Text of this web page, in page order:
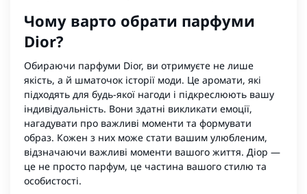
Чому варто обрати парфуми
Dior?
Обираючи парфуми Dior, ви отримуєте не лише
якість, а й шматочок історії моди. Це аромати, які
підходять для будь-якої нагоди і підкреслюють вашу
індивідуальність. Вони здатні викликати емоції,
нагадувати про важливі моменти та формувати
образ. Кожен з них може стати вашим улюбленим,
відзначаючи важливі моменти вашого життя. Діор —
це не просто парфум, це частина вашого стилю та
особистості.